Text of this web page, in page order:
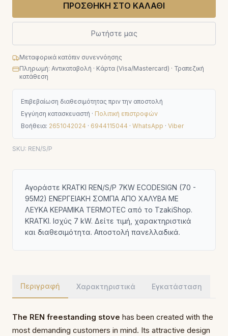
ΠΡΟΣΘΗΚΗ ΣΤΟ ΚΑΛΑΘΙ
Ρωτήστε μας
Μεταφορικά κατόπιν συνεννόησης
Πληρωμή: Αντικαταβολή · Κάρτα (Visa/Mastercard) · Τραπεζική
κατάθεση
Επιβεβαίωση διαθεσιμότητας πριν την αποστολή
Εγγύηση κατασκευαστή · Πολιτική επιστροφών
Βοήθεια: 2651042024 · 6944115044 · WhatsApp · Viber
SKU: REN/S/P
Αγοράστε KRATKI REN/S/P 7KW ECODESIGN (70 -
95M2) ΕΝΕΡΓΕΙΑΚΗ ΣΟΜΠΑ ΑΠΟ ΧΑΛΥΒΑ ΜΕ
ΛΕΥΚΑ ΚΕΡΑΜΙΚΑ TERMOTEC από το TzakiShop.
KRATKI. Ισχύς 7 kW. Δείτε τιμή, χαρακτηριστικά
και διαθεσιμότητα. Αποστολή πανελλαδικά.
Περιγραφή Χαρακτηριστικά Εγκατάσταση
The REN freestanding stove has been created with the
most demanding customers in mind. Its attractive design